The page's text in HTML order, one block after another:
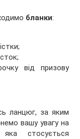
бланки:
від призову
ланцюг, за яким
вашу увагу на
стосується